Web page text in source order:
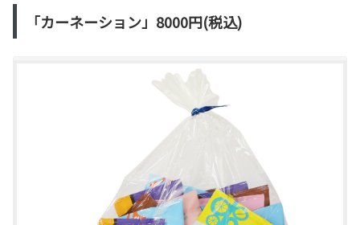
「カーネーション」8000円(税込)